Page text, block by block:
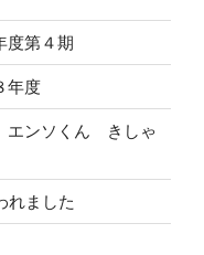
度第４期
年度
ンソくん きしゃ
れました